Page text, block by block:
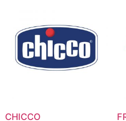
CHICCO